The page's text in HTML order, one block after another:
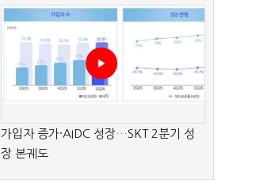
가입자 증가·AIDC 성장…SKT 2분기 성
장 본궤도